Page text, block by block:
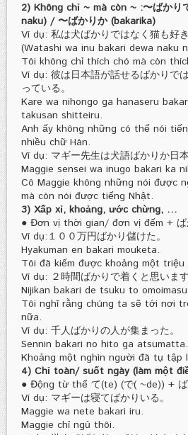
2) Không chỉ ~ mà còn ~ :〜ばかり
naku) / 〜ばかりか (bakarika)
Ví dụ: 私は犬ばかりではなく猫も好き
(Watashi wa inu bakari dewa naku
Tôi không chỉ thích chó mà còn
Ví dụ: 彼は日本語が話せるばかりで
っている。
Kare wa nihongo ga hanaseru
takusan shitteiru.
Anh ấy không những có thể nói
nhiều chữ Hán.
Ví dụ: マギー先生は犬語ばかりか日本
Maggie sensei wa inugo bakari ka
Cô Maggie không những nói được
mà còn nói được tiếng Nhật.
3) Xấp xỉ, khoảng, ước chừng, …
● Đơn vị thời gian/ đơn vị đếm + ば
Ví dụ:１００万円ばかり儲けた。
Hyakuman en bakari mouketa.
Tôi đã kiếm được khoảng một triệu
Ví dụ: ２時間ばかりで着くと思います
Nijikan bakari de tsuku to
Tôi nghĩ rằng chúng ta sẽ tới nơi
nữa.
Ví dụ: 千人ばかりの人が集まった。
Sennin bakari no hito ga atsumatta.
Khoảng một nghìn người đã tụ tập
4) Chỉ toàn/ suốt ngày (làm một
● Động từ thể て(te) (で( ~de)) +
Ví dụ: マギーは寝てばかりいる。
Maggie wa nete bakari iru.
Maggie chỉ ngủ thôi.